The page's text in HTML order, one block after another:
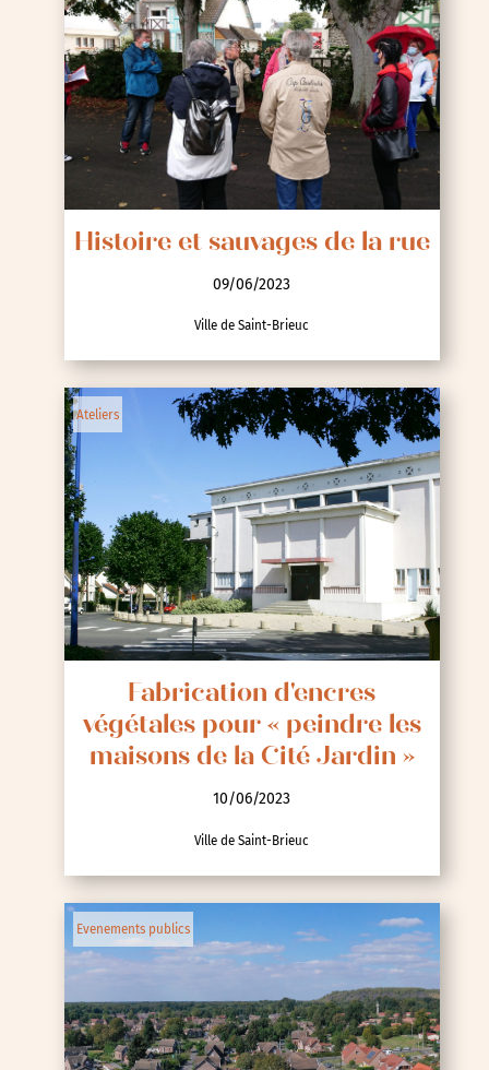
Histoire et sauvages de la rue
09/06/2023
Ville de Saint-Brieuc
Ateliers
Fabrication d'encres
végétales pour « peindre les
maisons de la Cité Jardin »
10/06/2023
Ville de Saint-Brieuc
Evenements publics